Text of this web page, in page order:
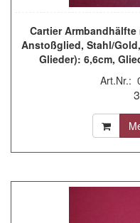
Cartier
Anstoßglied, Stahl/
Glieder): 6,6cm,
Art.Nr.: